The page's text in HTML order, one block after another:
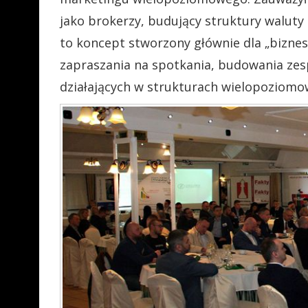
jako brokerzy, budujący struktury
to koncept stworzony głównie dla
zapraszania na spotkania, budowania
działających w strukturach